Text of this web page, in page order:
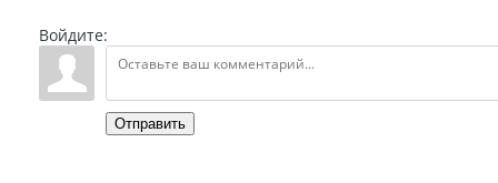
Войдите:
Отправить